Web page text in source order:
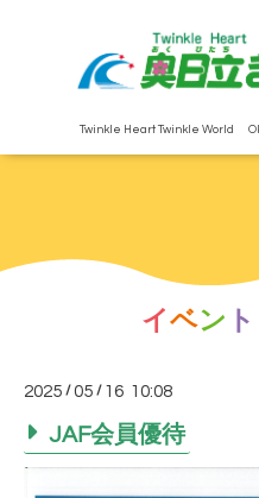
Twinkle Heart Twinkle World
イ ベン ト
2025 /05 / 16 10:08
JAF会員優待